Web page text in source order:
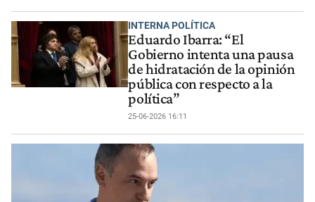
INTERNA POLÍTICA
Eduardo Ibarra: “El
Gobierno intenta una pausa
de hidratación de la opinión
pública con respecto a la
política”
25-06-2026 16:11